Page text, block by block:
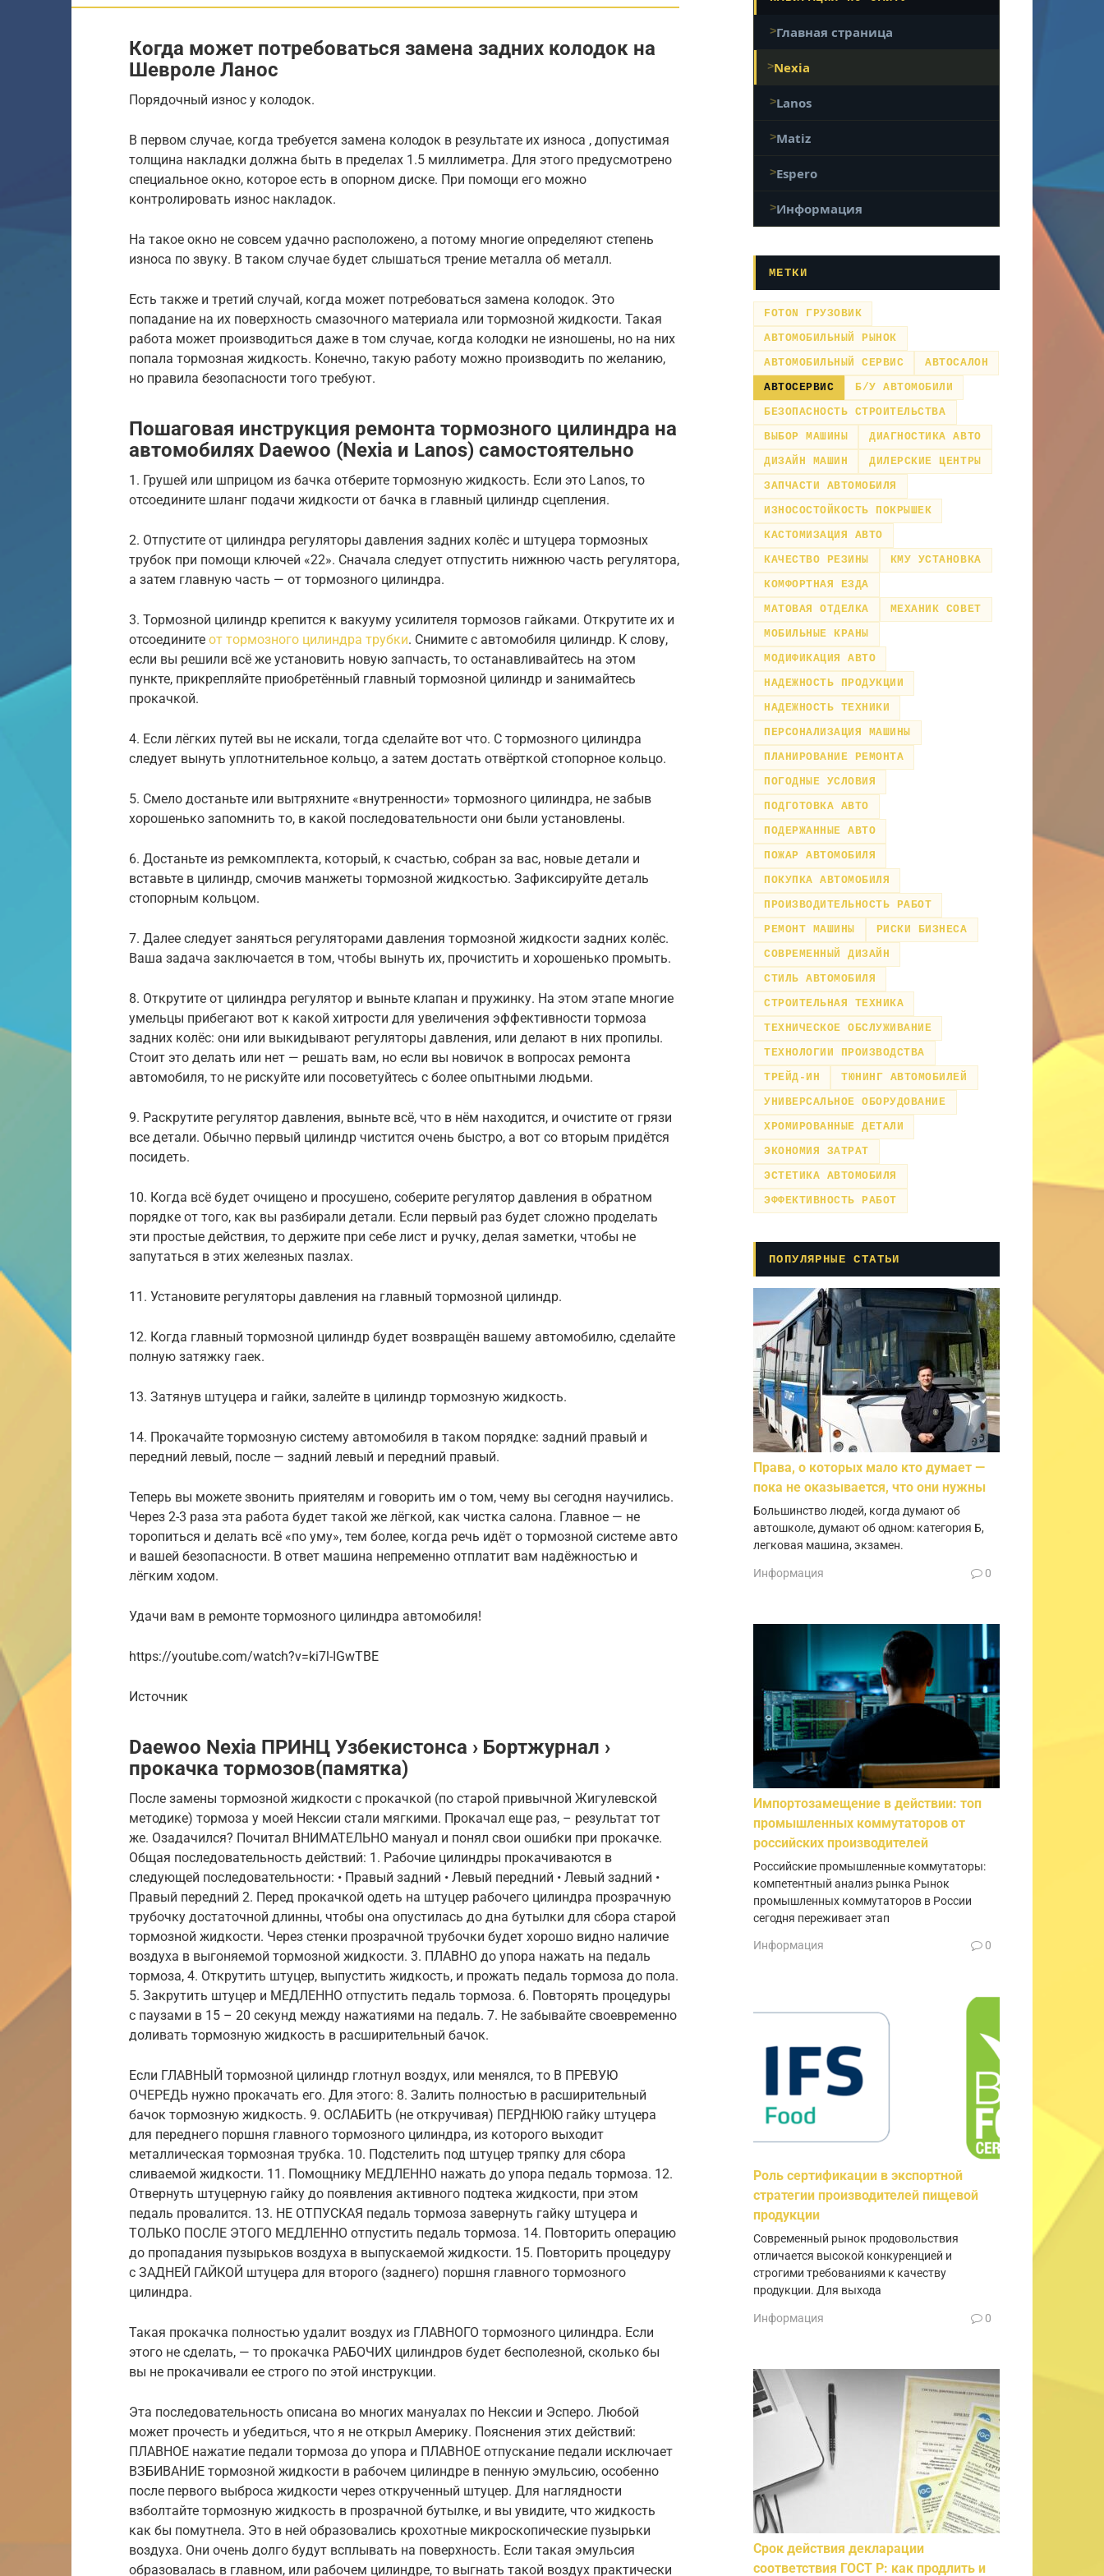
Когда может потребоваться замена задних колодок на
Шевроле Ланос
Порядочный износ у колодок.
В первом случае, когда требуется замена колодок в результате их износа , допустимая
толщина накладки должна быть в пределах 1.5 миллиметра. Для этого предусмотрено
специальное окно, которое есть в опорном диске. При помощи его можно
контролировать износ накладок.
На такое окно не совсем удачно расположено, а потому многие определяют степень
износа по звуку. В таком случае будет слышаться трение металла об металл.
Есть также и третий случай, когда может потребоваться замена колодок. Это
попадание на их поверхность смазочного материала или тормозной жидкости. Такая
работа может производиться даже в том случае, когда колодки не изношены, но на них
попала тормозная жидкость. Конечно, такую работу можно производить по желанию,
но правила безопасности того требуют.
Пошаговая инструкция ремонта тормозного цилиндра на
автомобилях Daewoo (Nexia и Lanos) самостоятельно
1. Грушей или шприцом из бачка отберите тормозную жидкость. Если это Lanos, то
отсоедините шланг подачи жидкости от бачка в главный цилиндр сцепления.
2. Отпустите от цилиндра регуляторы давления задних колёс и штуцера тормозных
трубок при помощи ключей «22». Сначала следует отпустить нижнюю часть регулятора,
а затем главную часть — от тормозного цилиндра.
3. Тормозной цилиндр крепится к вакууму усилителя тормозов гайками. Открутите их и
отсоедините от тормозного цилиндра трубки. Снимите с автомобиля цилиндр. К слову,
если вы решили всё же установить новую запчасть, то останавливайтесь на этом
пункте, прикрепляйте приобретённый главный тормозной цилиндр и занимайтесь
прокачкой.
4. Если лёгких путей вы не искали, тогда сделайте вот что. С тормозного цилиндра
следует вынуть уплотнительное кольцо, а затем достать отвёрткой стопорное кольцо.
5. Смело достаньте или вытряхните «внутренности» тормозного цилиндра, не забыв
хорошенько запомнить то, в какой последовательности они были установлены.
6. Достаньте из ремкомплекта, который, к счастью, собран за вас, новые детали и
вставьте в цилиндр, смочив манжеты тормозной жидкостью. Зафиксируйте деталь
стопорным кольцом.
7. Далее следует заняться регуляторами давления тормозной жидкости задних колёс.
Ваша задача заключается в том, чтобы вынуть их, прочистить и хорошенько промыть.
8. Открутите от цилиндра регулятор и выньте клапан и пружинку. На этом этапе многие
умельцы прибегают вот к какой хитрости для увеличения эффективности тормоза
задних колёс: они или выкидывают регуляторы давления, или делают в них пропилы.
Стоит это делать или нет — решать вам, но если вы новичок в вопросах ремонта
автомобиля, то не рискуйте или посоветуйтесь с более опытными людьми.
9. Раскрутите регулятор давления, выньте всё, что в нём находится, и очистите от грязи
все детали. Обычно первый цилиндр чистится очень быстро, а вот со вторым придётся
посидеть.
10. Когда всё будет очищено и просушено, соберите регулятор давления в обратном
порядке от того, как вы разбирали детали. Если первый раз будет сложно проделать
эти простые действия, то держите при себе лист и ручку, делая заметки, чтобы не
запутаться в этих железных пазлах.
11. Установите регуляторы давления на главный тормозной цилиндр.
12. Когда главный тормозной цилиндр будет возвращён вашему автомобилю, сделайте
полную затяжку гаек.
13. Затянув штуцера и гайки, залейте в цилиндр тормозную жидкость.
14. Прокачайте тормозную систему автомобиля в таком порядке: задний правый и
передний левый, после — задний левый и передний правый.
Теперь вы можете звонить приятелям и говорить им о том, чему вы сегодня научились.
Через 2-3 раза эта работа будет такой же лёгкой, как чистка салона. Главное — не
торопиться и делать всё «по уму», тем более, когда речь идёт о тормозной системе авто
и вашей безопасности. В ответ машина непременно отплатит вам надёжностью и
лёгким ходом.
Удачи вам в ремонте тормозного цилиндра автомобиля!
https://youtube.com/watch?v=ki7l-IGwTBE
Источник
Daewoo Nexia ПРИНЦ Узбекистонса › Бортжурнал ›
прокачка тормозов(памятка)
После замены тормозной жидкости с прокачкой (по старой привычной Жигулевской
методике) тормоза у моей Нексии стали мягкими. Прокачал еще раз, – результат тот
же. Озадачился? Почитал ВНИМАТЕЛЬНО мануал и понял свои ошибки при прокачке.
Общая последовательность действий: 1. Рабочие цилиндры прокачиваются в
следующей последовательности: • Правый задний • Левый передний • Левый задний •
Правый передний 2. Перед прокачкой одеть на штуцер рабочего цилиндра прозрачную
трубочку достаточной длинны, чтобы она опустилась до дна бутылки для сбора старой
тормозной жидкости. Через стенки прозрачной трубочки будет хорошо видно наличие
воздуха в выгоняемой тормозной жидкости. 3. ПЛАВНО до упора нажать на педаль
тормоза, 4. Открутить штуцер, выпустить жидкость, и прожать педаль тормоза до пола.
5. Закрутить штуцер и МЕДЛЕННО отпустить педаль тормоза. 6. Повторять процедуры
с паузами в 15 – 20 секунд между нажатиями на педаль. 7. Не забывайте своевременно
доливать тормозную жидкость в расширительный бачок.
Если ГЛАВНЫЙ тормозной цилиндр глотнул воздух, или менялся, то В ПРЕВУЮ
ОЧЕРЕДЬ нужно прокачать его. Для этого: 8. Залить полностью в расширительный
бачок тормозную жидкость. 9. ОСЛАБИТЬ (не откручивая) ПЕРДНЮЮ гайку штуцера
для переднего поршня главного тормозного цилиндра, из которого выходит
металлическая тормозная трубка. 10. Подстелить под штуцер тряпку для сбора
сливаемой жидкости. 11. Помощнику МЕДЛЕННО нажать до упора педаль тормоза. 12.
Отвернуть штуцерную гайку до появления активного подтека жидкости, при этом
педаль провалится. 13. НЕ ОТПУСКАЯ педаль тормоза завернуть гайку штуцера и
ТОЛЬКО ПОСЛЕ ЭТОГО МЕДЛЕННО отпустить педаль тормоза. 14. Повторить операцию
до пропадания пузырьков воздуха в выпускаемой жидкости. 15. Повторить процедуру
с ЗАДНЕЙ ГАЙКОЙ штуцера для второго (заднего) поршня главного тормозного
цилиндра.
Такая прокачка полностью удалит воздух из ГЛАВНОГО тормозного цилиндра. Если
этого не сделать, — то прокачка РАБОЧИХ цилиндров будет бесполезной, сколько бы
вы не прокачивали ее строго по этой инструкции.
Эта последовательность описана во многих мануалах по Нексии и Эсперо. Любой
может прочесть и убедиться, что я не открыл Америку. Пояснения этих действий:
ПЛАВНОЕ нажатие педали тормоза до упора и ПЛАВНОЕ отпускание педали исключает
ВЗБИВАНИЕ тормозной жидкости в рабочем цилиндре в пенную эмульсию, особенно
после первого выброса жидкости через открученный штуцер. Для наглядности
взболтайте тормозную жидкость в прозрачной бутылке, и вы увидите, что жидкость
как бы помутнела. Это в ней образовались крохотные микроскопические пузырьки
воздуха. Они очень долго будут всплывать на поверхность. Если такая эмульсия
образовалась в главном, или рабочем цилиндре, то выгнать такой воздух практически
Главная страница
Nexia
Lanos
Matiz
Espero
Информация
МЕТКИ
FOTON ГРУЗОВИК
АВТОМОБИЛЬНЫЙ РЫНОК
АВТОМОБИЛЬНЫЙ СЕРВИС
АВТОСАЛОН
АВТОСЕРВИС
Б/У АВТОМОБИЛИ
БЕЗОПАСНОСТЬ СТРОИТЕЛЬСТВА
ВЫБОР МАШИНЫ
ДИАГНОСТИКА АВТО
ДИЗАЙН МАШИН
ДИЛЕРСКИЕ ЦЕНТРЫ
ЗАПЧАСТИ АВТОМОБИЛЯ
ИЗНОСОСТОЙКОСТЬ ПОКРЫШЕК
КАСТОМИЗАЦИЯ АВТО
КАЧЕСТВО РЕЗИНЫ
КМУ УСТАНОВКА
КОМФОРТНАЯ ЕЗДА
МАТОВАЯ ОТДЕЛКА
МЕХАНИК СОВЕТ
МОБИЛЬНЫЕ КРАНЫ
МОДИФИКАЦИЯ АВТО
НАДЕЖНОСТЬ ПРОДУКЦИИ
НАДЕЖНОСТЬ ТЕХНИКИ
ПЕРСОНАЛИЗАЦИЯ МАШИНЫ
ПЛАНИРОВАНИЕ РЕМОНТА
ПОГОДНЫЕ УСЛОВИЯ
ПОДГОТОВКА АВТО
ПОДЕРЖАННЫЕ АВТО
ПОЖАР АВТОМОБИЛЯ
ПОКУПКА АВТОМОБИЛЯ
ПРОИЗВОДИТЕЛЬНОСТЬ РАБОТ
РЕМОНТ МАШИНЫ
РИСКИ БИЗНЕСА
СОВРЕМЕННЫЙ ДИЗАЙН
СТИЛЬ АВТОМОБИЛЯ
СТРОИТЕЛЬНАЯ ТЕХНИКА
ТЕХНИЧЕСКОЕ ОБСЛУЖИВАНИЕ
ТЕХНОЛОГИИ ПРОИЗВОДСТВА
ТРЕЙД-ИН
ТЮНИНГ АВТОМОБИЛЕЙ
УНИВЕРСАЛЬНОЕ ОБОРУДОВАНИЕ
ХРОМИРОВАННЫЕ ДЕТАЛИ
ЭКОНОМИЯ ЗАТРАТ
ЭСТЕТИКА АВТОМОБИЛЯ
ЭФФЕКТИВНОСТЬ РАБОТ
ПОПУЛЯРНЫЕ СТАТЬИ
Права, о которых мало кто думает —
пока не оказывается, что они нужны
Большинство людей, когда думают об
автошколе, думают об одном: категория Б,
легковая машина, экзамен.
Информация 0
Импортозамещение в действии: топ
промышленных коммутаторов от
российских производителей
Российские промышленные коммутаторы:
компетентный анализ рынка Рынок
промышленных коммутаторов в России
сегодня переживает этап
Информация 0
Роль сертификации в экспортной
стратегии производителей пищевой
продукции
Современный рынок продовольствия
отличается высокой конкуренцией и
строгими требованиями к качеству
продукции. Для выхода
Информация 0
Срок действия декларации
соответствия ГОСТ Р: как продлить и